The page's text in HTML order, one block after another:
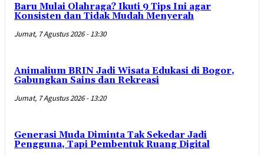
Baru Mulai Olahraga? Ikuti 9 Tips Ini agar
Konsisten dan Tidak Mudah Menyerah
Jumat, 7 Agustus 2026 - 13:30
Animalium BRIN Jadi Wisata Edukasi di Bogor,
Gabungkan Sains dan Rekreasi
Jumat, 7 Agustus 2026 - 13:20
Generasi Muda Diminta Tak Sekedar Jadi
Pengguna, Tapi Pembentuk Ruang Digital